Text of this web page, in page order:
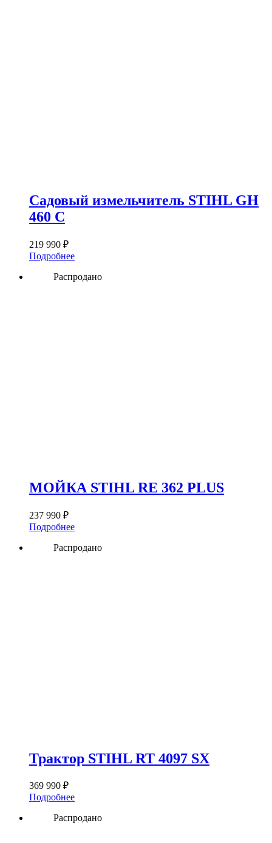
Садовый измельчитель STIHL GH
460 C
219 990 ₽
Подробнее
Распродано
МОЙКА STIHL RE 362 PLUS
237 990 ₽
Подробнее
Распродано
Трактор STIHL RT 4097 SX
369 990 ₽
Подробнее
Распродано